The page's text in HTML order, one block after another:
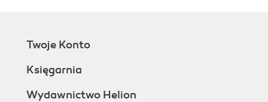
Twoje Konto
Księgarnia
Wydawnictwo Helion